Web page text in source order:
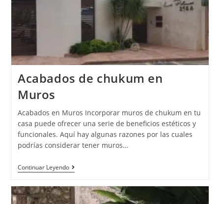
Acabados de chukum en
Muros
Acabados en Muros Incorporar muros de chukum en tu
casa puede ofrecer una serie de beneficios estéticos y
funcionales. Aquí hay algunas razones por las cuales
podrías considerar tener muros…
Continuar Leyendo